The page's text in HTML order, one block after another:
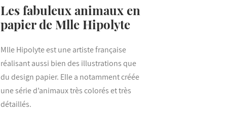
Les fabuleux animaux en
papier de Mlle Hipolyte
Mlle Hipolyte est une artiste française
réalisant aussi bien des illustrations que
du design papier. Elle a notamment créée
une série d’animaux très colorés et très
détaillés.